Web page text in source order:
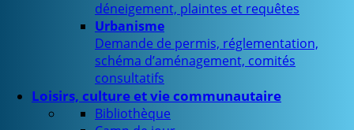
déneigement, plaintes et requêtes
Urbanisme
Demande de permis, réglementation,
schéma d’aménagement, comités
consultatifs
Loisirs, culture et vie communautaire
Bibliothèque